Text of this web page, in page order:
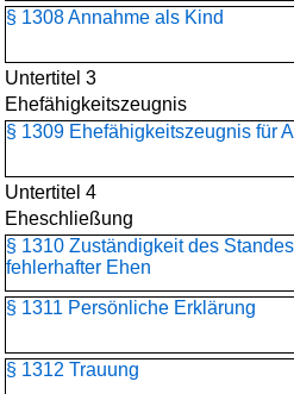
§ 1308 Annahme als Kind
Untertitel 3
Ehefähigkeitszeugnis
§ 1309 Ehefähigkeitszeugnis für
Untertitel 4
Eheschließung
§ 1310 Zuständigkeit des
fehlerhafter Ehen
§ 1311 Persönliche Erklärung
§ 1312 Trauung